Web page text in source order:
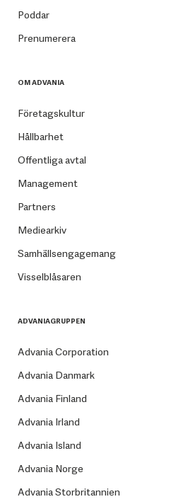
Poddar
Prenumerera
OM ADVANIA
Företagskultur
Hållbarhet
Offentliga avtal
Management
Partners
Mediearkiv
Samhällsengagemang
Visselblåsaren
ADVANIAGRUPPEN
Advania Corporation
Advania Danmark
Advania Finland
Advania Irland
Advania Island
Advania Norge
Advania Storbritannien